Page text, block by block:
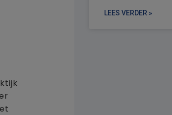
LEES VERDER »